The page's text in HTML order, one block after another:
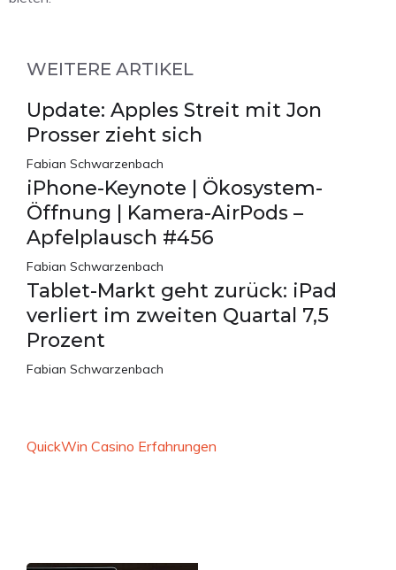
WEITERE ARTIKEL
Update: Apples Streit mit Jon
Prosser zieht sich
Fabian Schwarzenbach
iPhone-Keynote | Ökosystem-
Öffnung | Kamera-AirPods –
Apfelplausch #456
Fabian Schwarzenbach
Tablet-Markt geht zurück: iPad
verliert im zweiten Quartal 7,5
Prozent
Fabian Schwarzenbach
QuickWin Casino Erfahrungen